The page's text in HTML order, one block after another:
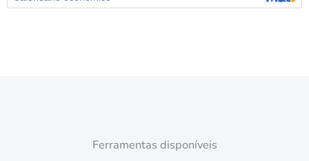
Ferramentas disponíveis